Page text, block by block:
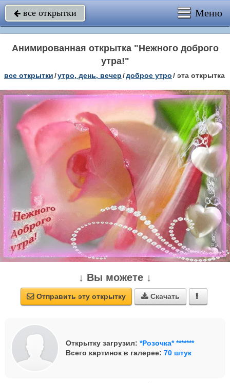
 все открытки Меню
Анимированная открытка "Нежного доброго
утра!"
все открытки/утро, день, вечер/доброе утро/ эта открытка
↓ Вы можете ↓
 Отправить эту открытку  Скачать 
Открытку загрузил: *Розочка* *******
Всего картинок в галерее: 70 штук